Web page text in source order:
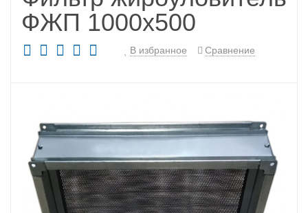
ФЖП 1000х500
В избранное Сравнение